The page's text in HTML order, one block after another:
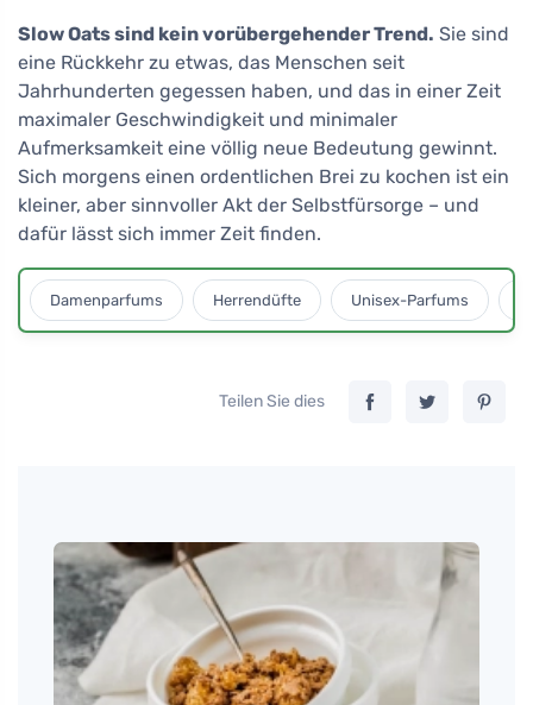
Slow Oats sind kein vorübergehender Trend. Sie sind
eine Rückkehr zu etwas, das Menschen seit
Jahrhunderten gegessen haben, und das in einer Zeit
maximaler Geschwindigkeit und minimaler
Aufmerksamkeit eine völlig neue Bedeutung gewinnt.
Sich morgens einen ordentlichen Brei zu kochen ist ein
kleiner, aber sinnvoller Akt der Selbstfürsorge – und
dafür lässt sich immer Zeit finden.
Damenparfums Herrendüfte Unisex-Parfums
Teilen Sie dies